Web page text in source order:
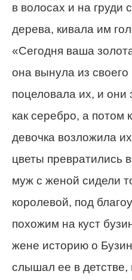
в волосах и на груди
дерева, кивала им
«Сегодня ваша
она вынула из своего
поцеловала их, и они
как серебро, а потом
девочка возложила
цветы превратились
муж с женой сидели
королевой, под
похожим на куст
жене историю о
слышал ее в детстве,